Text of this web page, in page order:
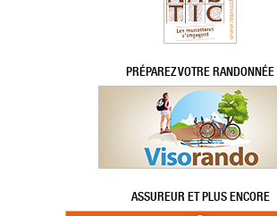
PRÉPAREZ VOTRE RANDONNÉE
ASSUREUR ET PLUS ENCORE